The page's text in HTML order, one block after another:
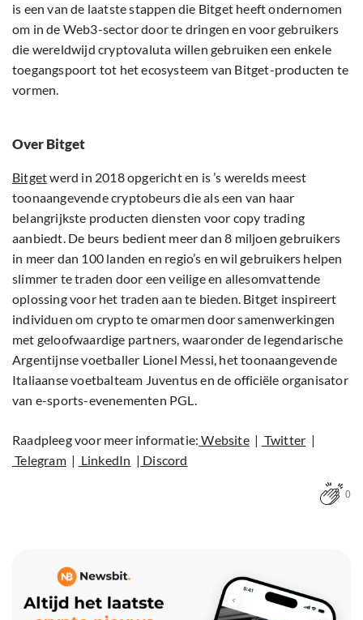
is een van de laatste stappen die Bitget heeft ondernomen
om in de Web3-sector door te dringen en voor gebruikers
die wereldwijd cryptovaluta willen gebruiken een enkele
toegangspoort tot het ecosysteem van Bitget-producten te
vormen.
Over Bitget
Bitgetwerd in 2018 opgericht en is ’s werelds meest
toonaangevende cryptobeurs die als een van haar
belangrijkste producten diensten voor copy trading
aanbiedt. De beurs bedient meer dan 8 miljoen gebruikers
in meer dan 100 landen en regio’s en wil gebruikers helpen
slimmer te traden door een veilige en allesomvattende
oplossing voor het traden aan te bieden. Bitget inspireert
individuen om crypto te omarmen door samenwerkingen
met geloofwaardige partners, waaronder de legendarische
Argentijnse voetballer Lionel Messi, het toonaangevende
Italiaanse voetbalteam Juventus en de officiële organisator
van e-sports-evenementen PGL.
Raadpleeg voor meer informatie: Website| Twitter |
Telegram| LinkedIn | Discord
0